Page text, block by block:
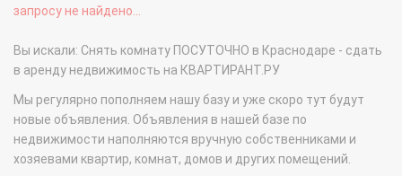
запросу не найдено...
Вы искали: Снять комнату ПОСУТОЧНО в Краснодаре - сдать
в аренду недвижимость на КВАРТИРАНТ.РУ
Мы регулярно пополняем нашу базу и уже скоро тут будут
новые объявления. Объявления в нашей базе по
недвижимости наполняются вручную собственниками и
хозяевами квартир, комнат, домов и других помещений.